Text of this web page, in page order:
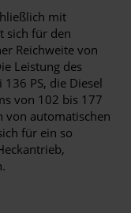
mit
sich für den
Reichweite von
Leistung des
PS, die Diesel
von 102 bis 177
von automatischen
für ein so